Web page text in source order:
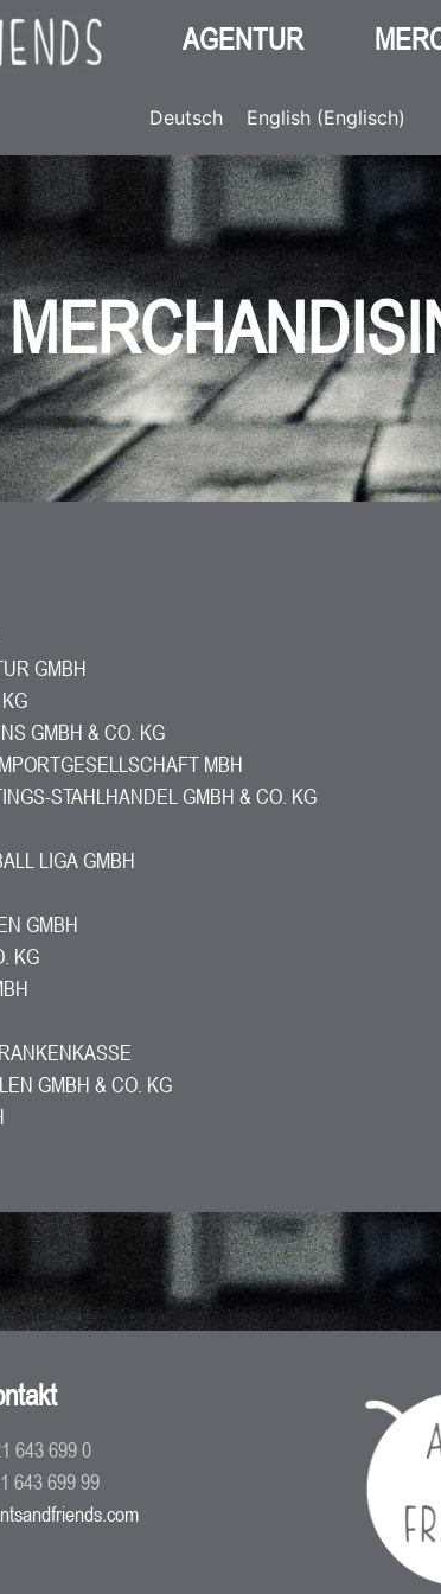
AGENTUR
Deutsch English(Englisch)
GMBH
GMBH & CO. KG
MBH
STAHLHANDEL GMBH & CO. KG
LIGA GMBH
GMBH
KG
GMBH & CO. KG
643 699 0
643 699 99